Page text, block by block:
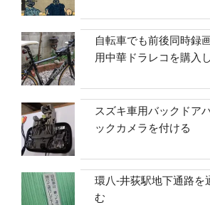
自転車でも前後同時録
用中華ドラレコを購入
スズキ車用バックドア
ックカメラを付ける
環八-井荻駅地下通路を
む